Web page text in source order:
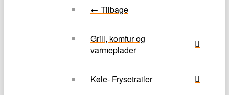
← Tilbage
Grill, komfur og
varmeplader
Køle- Frysetrailer